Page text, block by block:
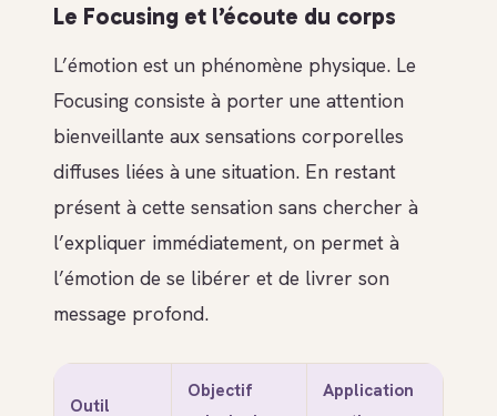
Le Focusing et l’écoute du corps
L’émotion est un phénomène physique. Le
Focusing consiste à porter une attention
bienveillante aux sensations corporelles
diffuses liées à une situation. En restant
présent à cette sensation sans chercher à
l’expliquer immédiatement, on permet à
l’émotion de se libérer et de livrer son
message profond.
Outil
Objectif
Application